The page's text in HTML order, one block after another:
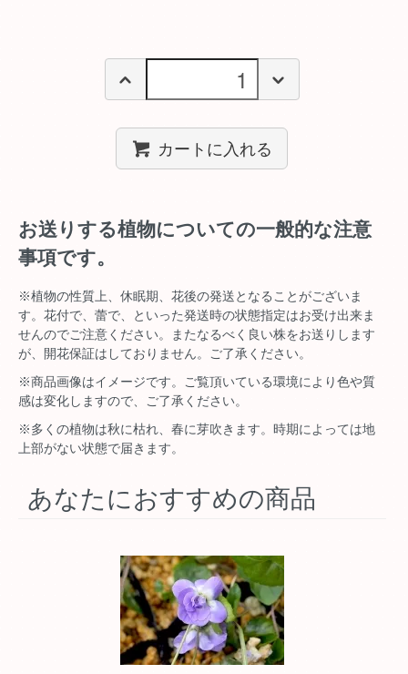
カートに入れる
お送りする植物についての一般的な注意
事項です。
※植物の性質上、休眠期、花後の発送となることがございま
す。花付で、蕾で、といった発送時の状態指定はお受け出来ま
せんのでご注意ください。またなるべく良い株をお送りします
が、開花保証はしておりません。ご了承ください。
※商品画像はイメージです。ご覧頂いている環境により色や質
感は変化しますので、ご了承ください。
※多くの植物は秋に枯れ、春に芽吹きます。時期によっては地
上部がない状態で届きます。
あなたにおすすめの商品